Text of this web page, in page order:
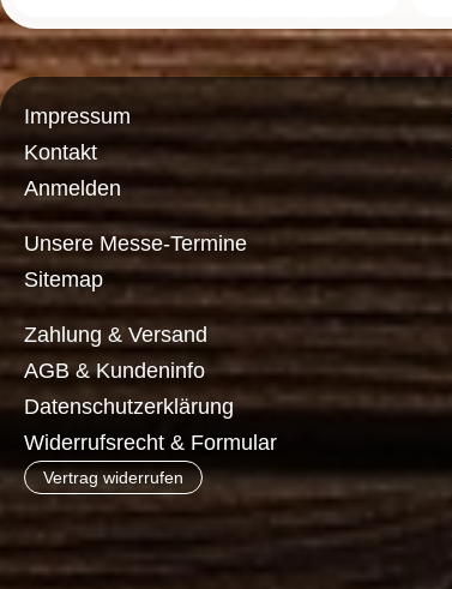
Impressum
Kontakt
Anmelden
Unsere Messe-Termine
Sitemap
Zahlung & Versand
AGB & Kundeninfo
Datenschutzerklärung
Widerrufsrecht & Formular
Vertrag widerrufen